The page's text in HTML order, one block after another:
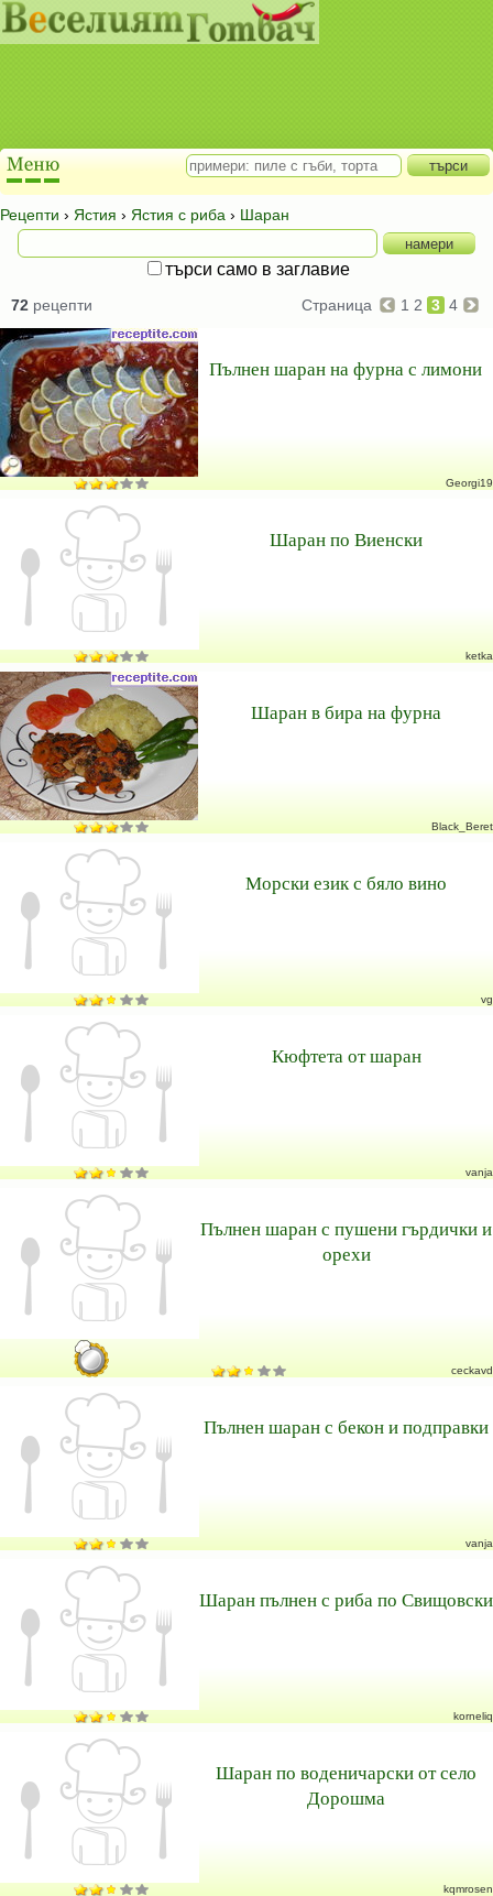
Рецепти › Ястия › Ястия с риба › Шаран
търси само в заглавие
72 рецепти Страница 1 2 3 4
Пълнен шаран на фурна с лимони
Georgi19
Шаран по Виенски
ketka
Шаран в бира на фурна
Black_Beret
Морски език с бяло вино
vg
Кюфтета от шаран
vanja
Пълнен шаран с пушени гърдички и
орехи
ceckavd
Пълнен шаран с бекон и подправки
vanja
Шаран пълнен с риба по Свищовски
korneliq
Шаран по воденичарски от село
Дорошма
kqmrosen